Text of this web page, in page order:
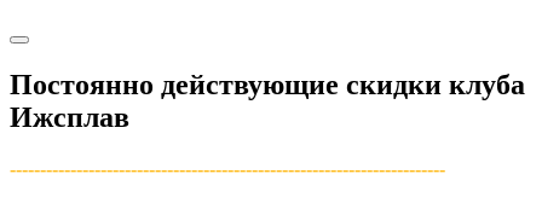
Постоянно действующие скидки клуба
Ижсплав
------------------------------------------------------------------------­